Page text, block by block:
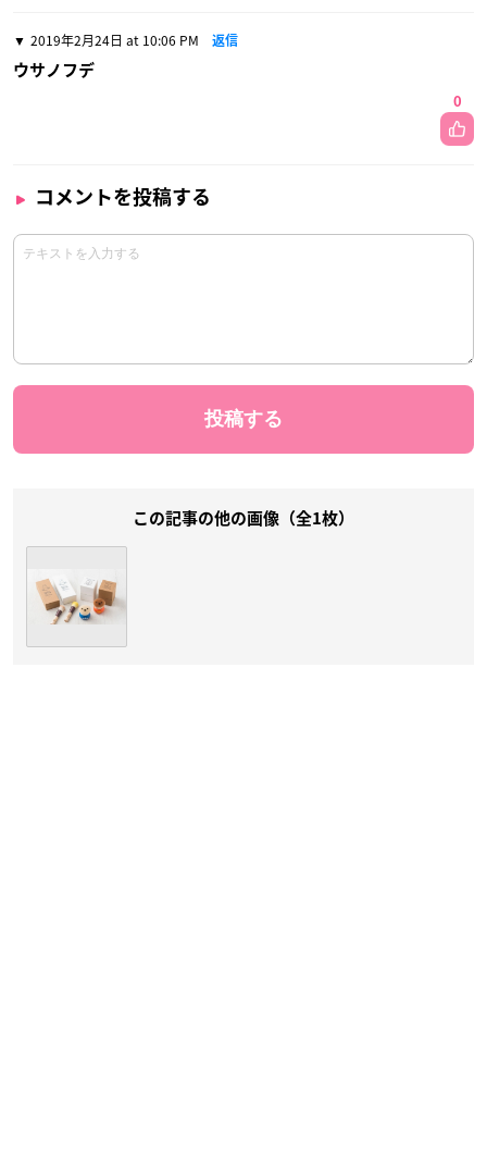
2019年2月24日 at 10:06 PM 返信
ウサノフデ
0
コメントを投稿する
この記事の他の画像（全1枚）